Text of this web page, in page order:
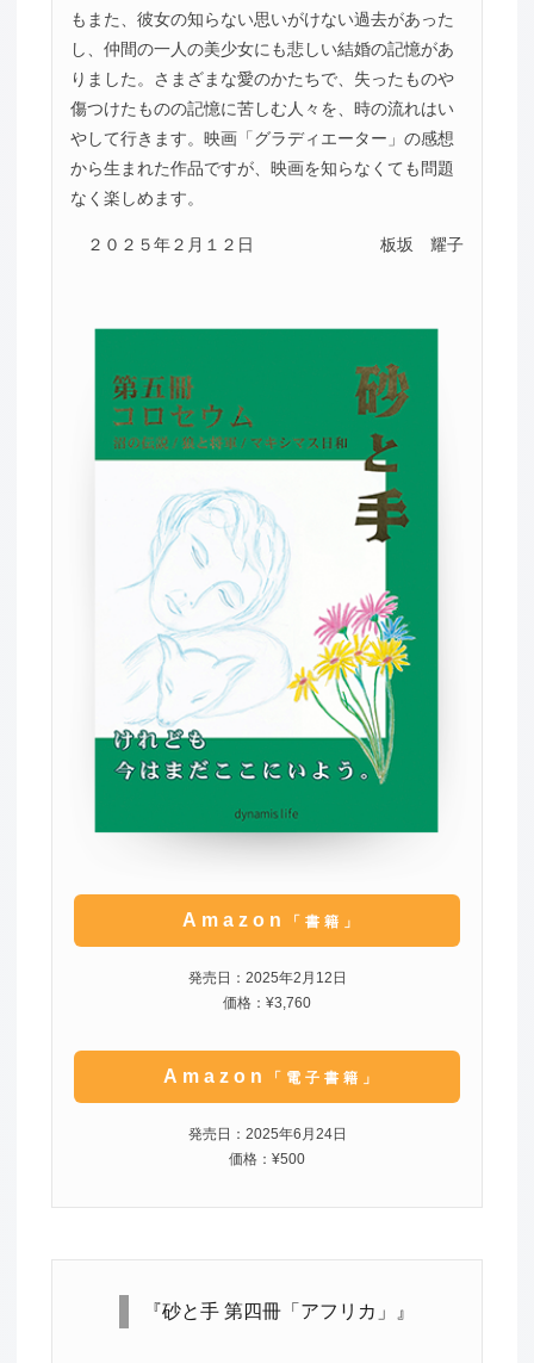
もまた、彼女の知らない思いがけない過去があった
し、仲間の一人の美少女にも悲しい結婚の記憶があ
りました。さまざまな愛のかたちで、失ったものや
傷つけたものの記憶に苦しむ人々を、時の流れはい
やして行きます。映画「グラディエーター」の感想
から生まれた作品ですが、映画を知らなくても問題
なく楽しめます。
２０２５年２月１２日 板坂 耀子
Amazon 「書籍」
発売日：2025年2月12日
価格：¥3,760
Amazon 「電子書籍」
発売日：2025年6月24日
価格：¥500
『砂と手 第四冊「アフリカ」』